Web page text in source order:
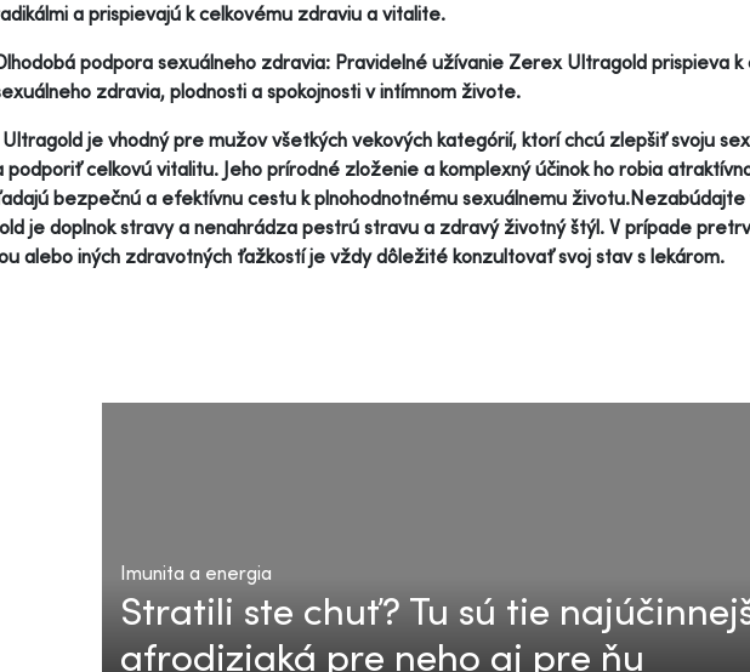
a prispievajú k celkovému zdraviu a vitalite.
podpora sexuálneho zdravia: Pravidelné užívanie Zerex Ultragold prispieva
zdravia, plodnosti a spokojnosti v intímnom živote.
je vhodný pre mužov všetkých vekových kategórií, ktorí chcú zlepšiť svoju
podporiť celkovú vitalitu. Jeho prírodné zloženie a komplexný účinok ho robia
bezpečnú a efektívnu cestu k plnohodnotnému sexuálnemu
je doplnok stravy a nenahrádza pestrú stravu a zdravý životný štýl. V prípade
alebo iných zdravotných ťažkostí je vždy dôležité konzultovať svoj stav s lekárom.
Imunita a energia
Stratili ste chuť? Tu sú tie
afrodiziaká pre neho aj pre ňu